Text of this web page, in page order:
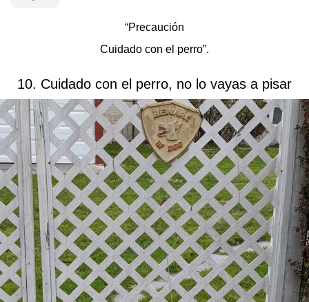
“Precaución
Cuidado con el perro”.
10. Cuidado con el perro, no lo vayas a pisar